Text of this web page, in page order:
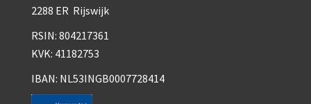
Smith, Beck & Beck, ‘Lister limb’ (1857)
Beck & Beck, ‘popular microscope’ (ca.
Ongesigneerd, Engels (1860-1880)
2288 ER Rijswijk
RSIN: 804217361
KVK: 41182753
IBAN: NL53INGB0007728414